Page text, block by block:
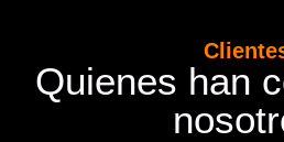
Quienes han